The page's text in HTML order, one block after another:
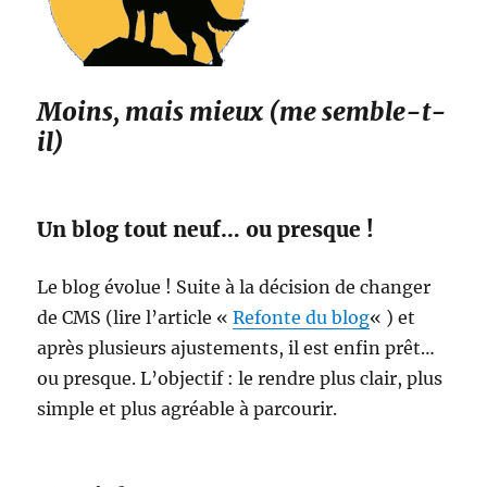
Moins, mais mieux (me semble-t-
il)
Un blog tout neuf… ou presque !
Le blog évolue ! Suite à la décision de changer
de CMS (lire l’article «Refonte du blog« ) et
après plusieurs ajustements, il est enfin prêt…
ou presque. L’objectif : le rendre plus clair, plus
simple et plus agréable à parcourir.